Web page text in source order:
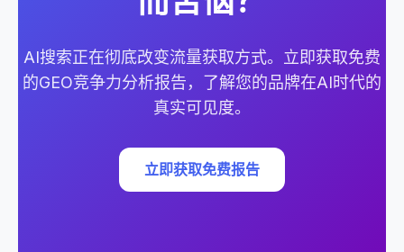
AI搜索正在彻底改变流量获取方式。立即获取免费
的GEO竞争力分析报告，了解您的品牌在AI时代的
真实可见度。
立即获取免费报告